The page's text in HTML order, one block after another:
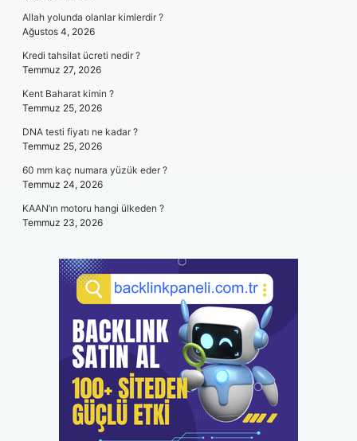
Allah yolunda olanlar kimlerdir ?
Ağustos 4, 2026
Kredi tahsilat ücreti nedir ?
Temmuz 27, 2026
Kent Baharat kimin ?
Temmuz 25, 2026
DNA testi fiyatı ne kadar ?
Temmuz 25, 2026
60 mm kaç numara yüzük eder ?
Temmuz 24, 2026
KAAN’ın motoru hangi ülkeden ?
Temmuz 23, 2026